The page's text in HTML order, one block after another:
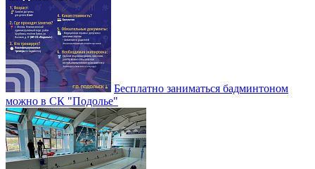
Бесплатно заниматься бадминтоном
можно в СК "Подолье"